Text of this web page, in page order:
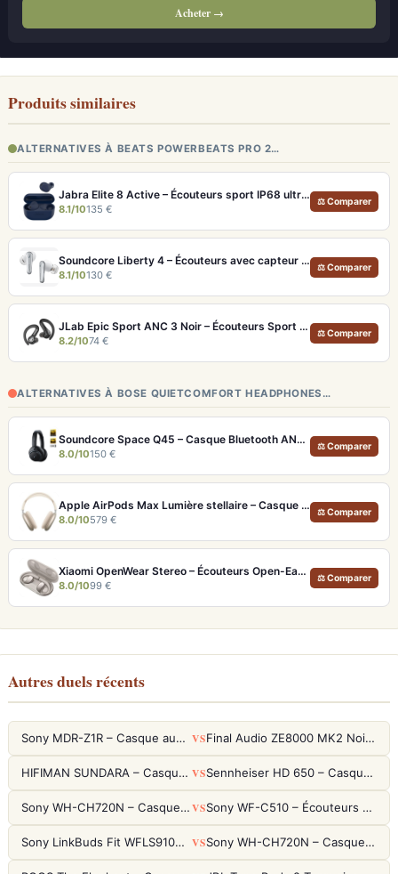
Acheter →
Produits similaires
ALTERNATIVES À BEATS POWERBEATS PRO 2…
Jabra Elite 8 Active – Écouteurs sport IP68 ultra-robustes et ANC
8.1/10135 €
⚖ Comparer
Soundcore Liberty 4 – Écouteurs avec capteur de fréquence cardiaque et LDAC
8.1/10130 €
⚖ Comparer
JLab Epic Sport ANC 3 Noir – Écouteurs Sport ANC IP66 Double Driver
8.2/1074 €
⚖ Comparer
ALTERNATIVES À BOSE QUIETCOMFORT HEADPHONES…
Soundcore Space Q45 – Casque Bluetooth ANC 50h d'autonomie et LDAC Hi-Res
8.0/10150 €
⚖ Comparer
Apple AirPods Max Lumière stellaire – Casque Hi-Fi ANC pro et audio spatial immersif
8.0/10579 €
⚖ Comparer
Xiaomi OpenWear Stereo – Écouteurs Open-Ear Hi-Res avec réduction de fuite sonore
8.0/1099 €
⚖ Comparer
Autres duels récents
Sony MDR-Z1R – Casque audiophile fermé haute résolution VS Final Audio ZE8000 MK2 Noir – Écouteurs True Wireless audiophiles 8K Sound
HIFIMAN SUNDARA – Casque Planar Magnetic Ouvert Over-Ear Audiophile VS Sennheiser HD 650 – Casque audiophile ouvert pour l'écoute analytique
Sony WH-CH720N – Casque ANC 35h, Ultra-léger (192g) avec Processeur V1 VS Sony WF-C510 – Écouteurs True Wireless compacts, autonomie 22h et multipoint
Sony LinkBuds Fit WFLS910NW Blanc – Écouteurs Sport Ailes ANC VS Sony WH-CH720N – Casque ANC 35h, Ultra-léger (192g) avec Processeur V1